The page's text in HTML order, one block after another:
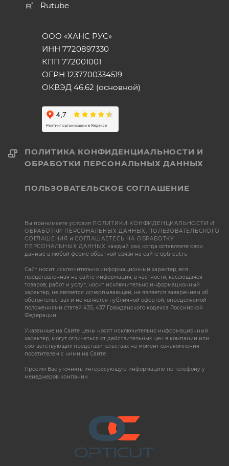
Rutube
ООО «ХАНС РУС»
ИНН 7720897330
КПП 772001001
ОГРН 1237700334519
ОКВЭД 46.62 (основной)
ПОЛИТИКА КОНФИДЕНЦИАЛЬНОСТИ И
ОБРАБОТКИ ПЕРСОНАЛЬНЫХ ДАННЫХ
ПОЛЬЗОВАТЕЛЬСКОЕ СОГЛАШЕНИЕ
Вы принимаете условия ПОЛИТИКИ КОНФИДЕНЦИАЛЬНОСТИ И
ОБРАБОТКИ ПЕРСОНАЛЬНЫХ ДАННЫХ, ПОЛЬЗОВАТЕЛЬСКОГО
СОГЛАШЕНИЯ иСОГЛАШАЕТЕСЬ НА ОБРАБОТКУ
ПЕРСОНАЛЬНЫХ ДАННЫХ каждый раз, когда оставляете свои
данные в любой форме обратной связи на сайте opti-cut.ru
Сайт носит исключительно информационный характер, вся
представленная на сайте информация, в частности, касающаяся
товаров, работ и услуг, носит исключительно информационный
характер, не является исчерпывающей, не является заверением об
обстоятельствах и не является публичной офертой, определяемой
положениями статей 435, 437 Гражданского кодекса Российской
Федерации.
Указанные на Сайте цены носят исключительно информационный
характер, могут отличаться от действительных цен в компании или
соответствующих представительствах на момент ознакомления
посетителем с ними на Сайте.
Просим Вас уточнять интересующую информацию по телефону у
менеджеров компании.